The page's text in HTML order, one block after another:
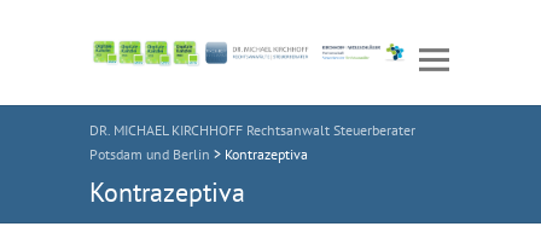
DR. MICHAEL KIRCHHOFF Rechtsanwalt Steuerberater
Potsdam und Berlin > Kontrazeptiva
Kontrazeptiva